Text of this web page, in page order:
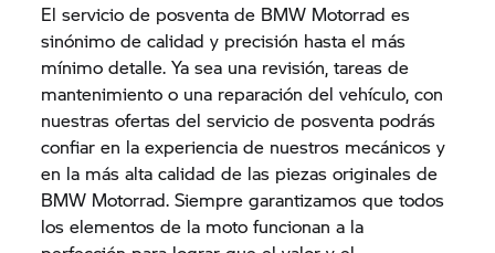
El servicio de posventa de BMW Motorrad es
sinónimo de calidad y precisión hasta el más
mínimo detalle. Ya sea una revisión, tareas de
mantenimiento o una reparación del vehículo, con
nuestras ofertas del servicio de posventa podrás
confiar en la experiencia de nuestros mecánicos y
en la más alta calidad de las piezas originales de
BMW Motorrad. Siempre garantizamos que todos
los elementos de la moto funcionan a la